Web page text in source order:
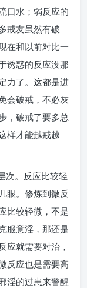
口水；弱反应的
戒友虽然有破
在和以前对比一
诱惑的反应没那
力了。这都是进
会破戒，不必灰
，破戒了要多总
样才能越戒越
次。反应比较轻
眼。修炼到微反
比较轻微，不是
服意淫，那还是
应就需要对治，
反应也是需要高
淫的过患来警醒